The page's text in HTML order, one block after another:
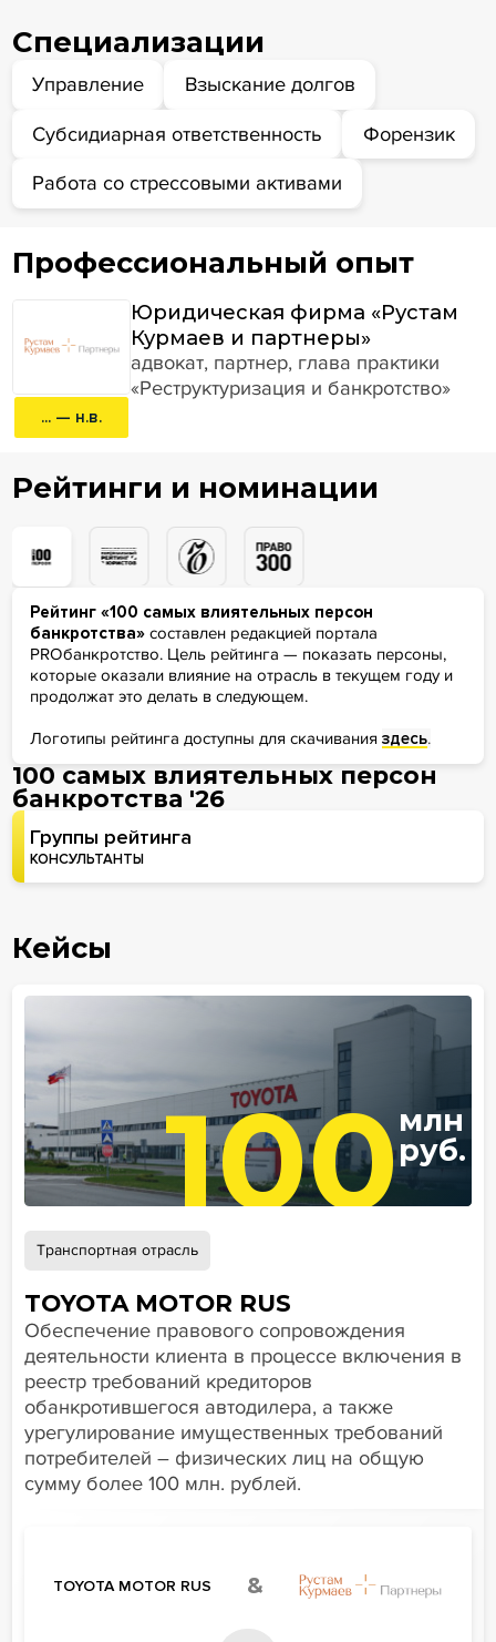
Специализации
Управление Взыскание долгов
Субсидиарная ответственность Форензик
Работа со стрессовыми активами
Профессиональный опыт
... — н.в.
Юридическая фирма «Рустам
Курмаев и партнеры»
адвокат, партнер, глава практики
«Реструктуризация и банкротство»
Рейтинги и номинации
Рейтинг «100 самых влиятельных персон
банкротства»составлен редакцией портала
PROбанкротство. Цель рейтинга — показать персоны,
которые оказали влияние на отрасль в текущем году и
продолжат это делать в следующем.
Логотипы рейтинга доступны для скачивания здесь.
100 самых влиятельных персон
банкротства '26
Группы рейтинга
КОНСУЛЬТАНТЫ
Кейсы
100млн
руб.
Транспортная отрасль
TOYOTA MOTOR RUS
Обеспечение правового сопровождения
деятельности клиента в процессе включения в
реестр требований кредиторов
обанкротившегося автодилера, а также
урегулирование имущественных требований
потребителей – физических лиц на общую
сумму более 100 млн. рублей.
TOYOTA MOTOR RUS &